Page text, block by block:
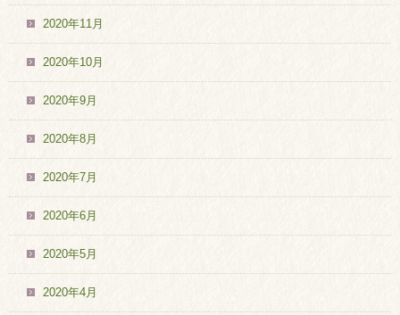
2020年11月
2020年10月
2020年9月
2020年8月
2020年7月
2020年6月
2020年5月
2020年4月